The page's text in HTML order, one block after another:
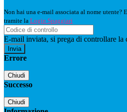
Non hai una e-mail associata al nome utente?
tramite la Login Spaggiari
E-mail inviata, si prega di controllare la
Errore
Chiudi
Successo
Chiudi